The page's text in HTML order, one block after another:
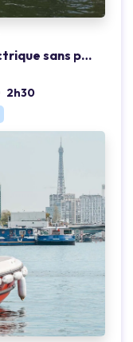
Chasse au trésor en bateau électrique sans permis Levallois
2h30